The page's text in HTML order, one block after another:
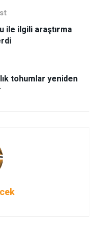
ile ilgili araştırma
tohumlar yeniden